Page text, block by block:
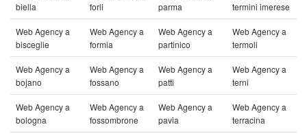
biella
forli
parma
termini imerese
Web Agency a
bisceglie
Web Agency a
formia
Web Agency a
partinico
Web Agency a
termoli
Web Agency a
bojano
Web Agency a
fossano
Web Agency a
patti
Web Agency a
terni
Web Agency a
bologna
Web Agency a
fossombrone
Web Agency a
pavia
Web Agency a
terracina